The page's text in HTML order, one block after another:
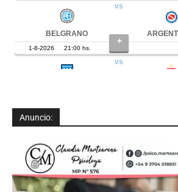
Anuncio: